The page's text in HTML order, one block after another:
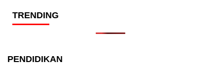
TRENDING
PENDIDIKAN